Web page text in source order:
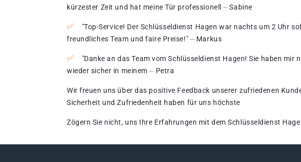
kürzester Zeit und hat meine Tür professionell ⏤ Sabine
"Top-Service! Der Schlüsseldienst Hagen war nachts um 2 Uhr
freundliches Team und faire Preise!​" ⏤ Markus
"Danke an das Team vom Schlüsseldienst Hagen!​ Sie haben
wieder sicher in meinem ⏤ Petra
Wir freuen uns über das positive Feedback unserer zufriedenen
Sicherheit und Zufriedenheit haben für uns höchste
Zögern Sie nicht, uns Ihre Erfahrungen mit dem Schlüsseldienst